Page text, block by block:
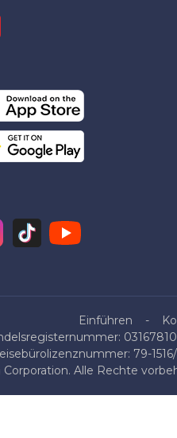
Einführen
79-
Alle Rechte